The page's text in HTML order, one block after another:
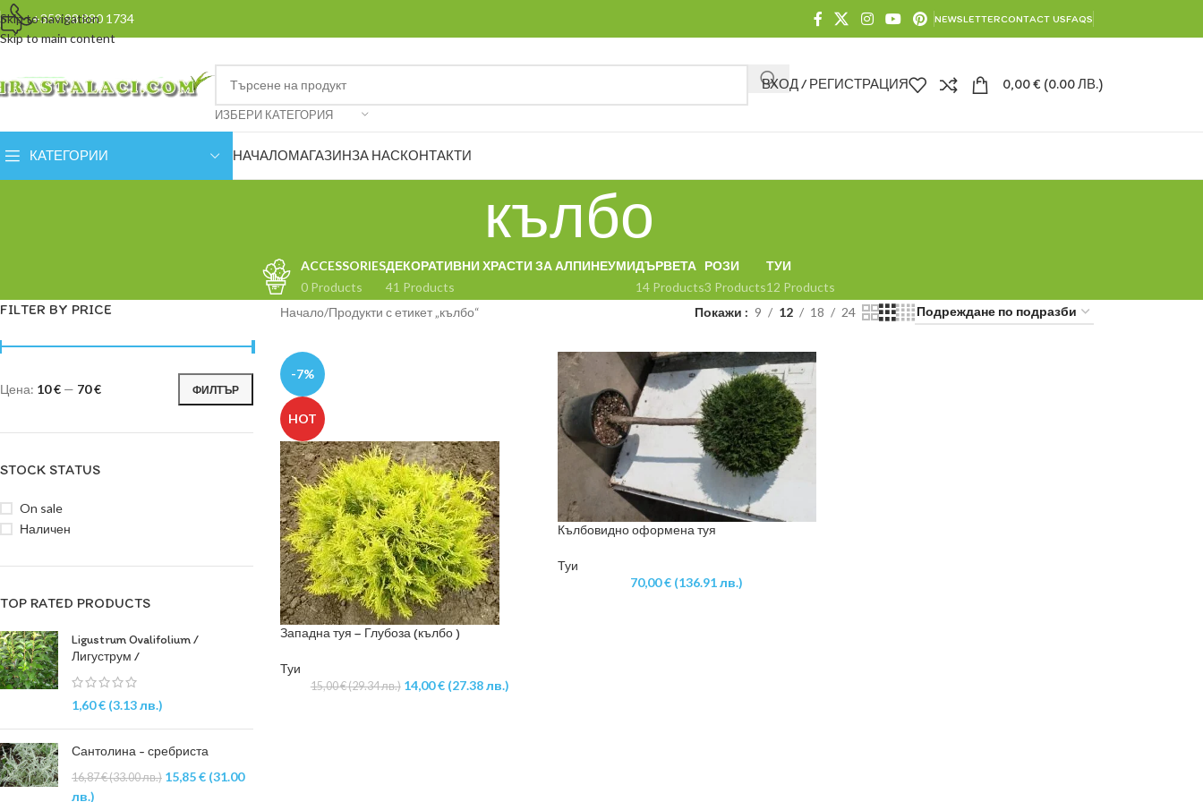
Skip to navigation
Skip to main content
+359 98 880 1734 NEWSLETTERCONTACT USFAQS
ИЗБЕРИ КАТЕГОРИЯ
ВХОД / РЕГИСТРАЦИЯ 0,00€ (0.00 ЛВ.)
КАТЕГОРИИ НАЧАЛОМАГАЗИНЗА НАСКОНТАКТИ
кълбо
ACCESSORIES
0 Products
ДЕКОРАТИВНИ ХРАСТИ ЗА АЛПИНЕУМИ
41 Products
ДЪРВЕТА
14 Products
РОЗИ
3 Products
ТУИ
12 Products
FILTER BY PRICE
ФИЛТЪР
Цена: 10 € — 70 €
STOCK STATUS
On sale
Наличен
TOP RATED PRODUCTS
Ligustrum Ovalifolium /
Лигуструм /
1,60€ (3.13 лв.)
Сантолина - сребриста
16,87€(33.00 лв.) 15,85€ (31.00
лв.)
Начало Продукти с етикет „кълбо“ Покажи 9 12 18 24
-7%
HOT
Западна туя – Глубоза (кълбо )
Туи
15,00€(29.34 лв.) 14,00€ (27.38 лв.)
Кълбовидно оформена туя
Туи
70,00€ (136.91 лв.)